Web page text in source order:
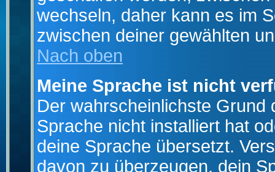
wechseln, daher kann es im
zwischen deiner gewählten
Nach oben
Meine Sprache ist nicht
Der wahrscheinlichste Grund
Sprache nicht installiert hat
deine Sprache übersetzt.
davon zu überzeugen, dein